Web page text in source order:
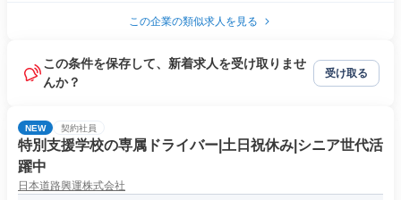
この企業の類似求人を見る
この条件を保存して、新着求人を受け取りませ
んか？
受け取る
NEW 契約社員
特別支援学校の専属ドライバー|土日祝休み|シニア世代活
躍中
日本道路興運株式会社